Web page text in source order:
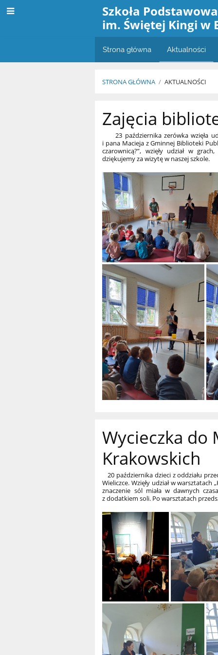
Szkoła Podstawowa
im. Świętej Kingi w
Strona główna Aktualności
STRONA GŁÓWNA / AKTUALNOŚCI
Aktualności
Zajęcia
23 października zerówka wzięła
i pana Macieja z Gminnej Biblioteki
czarownicą?”, wzięły udział w
dziękujemy za wizytę w naszej szkole.
Wycieczka do
Krakowskich
20 października dzieci z oddziału
Wieliczce. Wzięły udział w warsztatach
znaczenie sól miała w dawnych
z dodatkiem soli. Po warsztatach